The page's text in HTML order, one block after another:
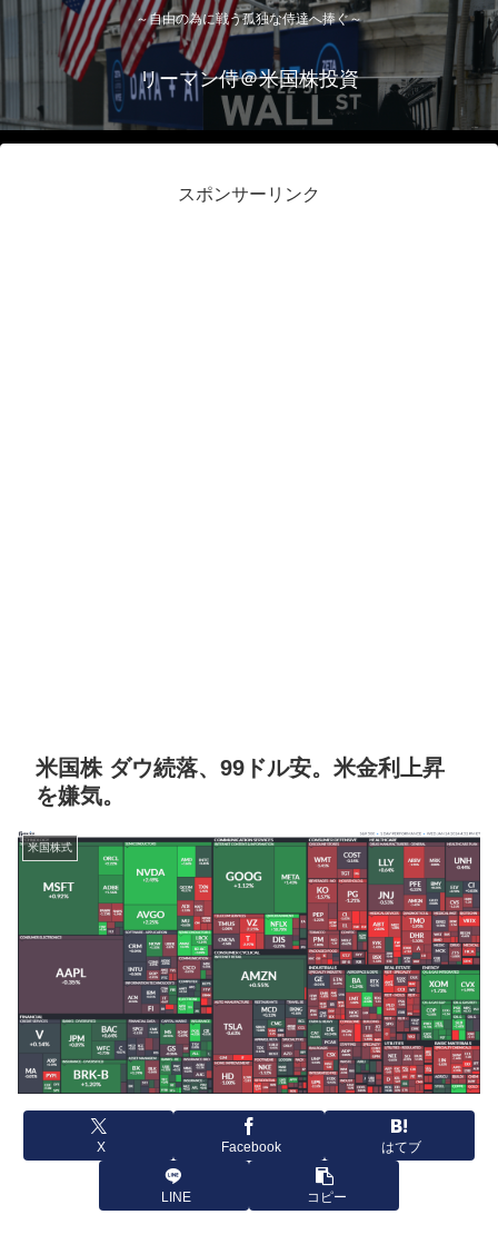
～自由の為に戦う孤独な侍達へ捧ぐ～
リーマン侍＠米国株投資
スポンサーリンク
米国株 ダウ続落、99ドル安。米金利上昇
を嫌気。
米国株式
X Facebook はてブ
LINE コピー